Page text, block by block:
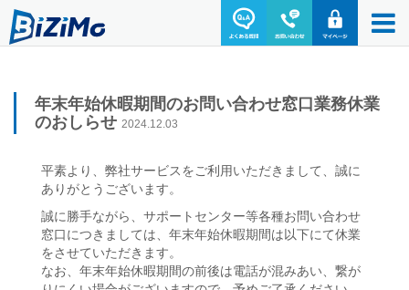
年末年始休暇期間のお問い合わせ窓口業務休業
のおしらせ 2024.12.03
平素より、弊社サービスをご利用いただきまして、誠に
ありがとうございます。
誠に勝手ながら、サポートセンター等各種お問い合わせ
窓口につきましては、年末年始休暇期間は以下にて休業
をさせていただきます。
なお、年末年始休暇期間の前後は電話が混みあい、繋が